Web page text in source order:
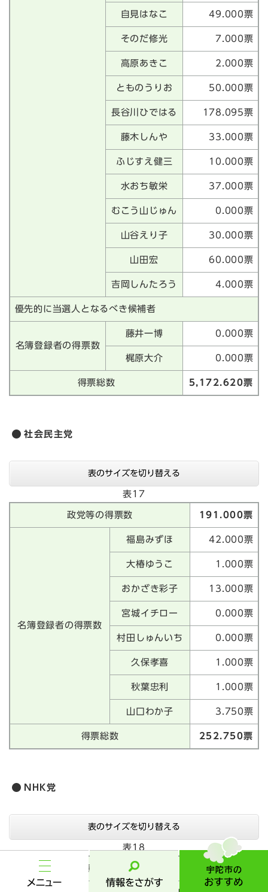
宇
陀
市
の
自見はなこ 49.000票
そのだ修光 7.000票
高原あきこ 2.000票
とものうりお 50.000票
長谷川ひではる 178.095票
藤木しんや 33.000票
ふじすえ健三 10.000票
水おち敏栄 37.000票
むこう山じゅん 0.000票
山谷えり子 30.000票
山田宏 60.000票
吉岡しんたろう 4.000票
優先的に当選人となるべき候補者
名簿登録者の得票数
藤井一博 0.000票
梶原大介 0.000票
得票総数 5,172.620票
社会民主党
表のサイズを切り替える
表17
政党等の得票数 191.000票
名簿登録者の得票数
福島みずほ 42.000票
大椿ゆうこ 1.000票
おかざき彩子 13.000票
宮城イチロー 0.000票
村田しゅんいち 0.000票
久保孝喜 1.000票
秋葉忠利 1.000票
山口わか子 3.750票
得票総数 252.750票
NHK党
表のサイズを切り替える
表18
政党等の得票数 141.000票